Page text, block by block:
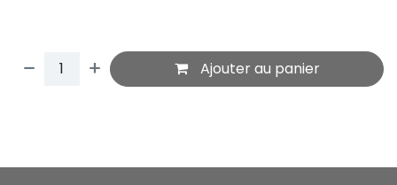
Ajouter au panier